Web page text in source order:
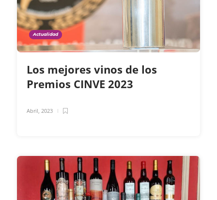
Actualidad
Los mejores vinos de los
Premios CINVE 2023
Abril, 2023